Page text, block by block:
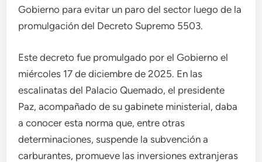
Gobierno para evitar un paro del sector luego de la
promulgación del Decreto Supremo 5503.
Este decreto fue promulgado por el Gobierno el
miércoles 17 de diciembre de 2025. En las
escalinatas del Palacio Quemado, el presidente
Paz, acompañado de su gabinete ministerial, daba
a conocer esta norma que, entre otras
determinaciones, suspende la subvención a
carburantes, promueve las inversiones extranjeras